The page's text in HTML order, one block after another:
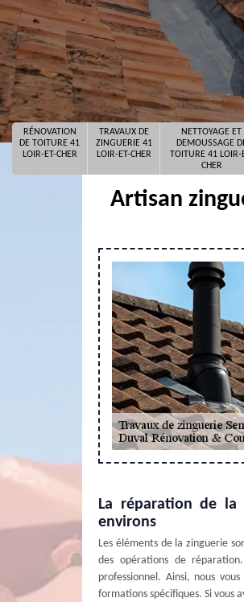
RÉNOVATION
DE TOITURE 41
LOIR-ET-CHER
TRAVAUX DE
ZINGUERIE 41
LOIR-ET-CHER
NETTOYAGE ET
DEMOUSSAGE
TOITURE 41 LOIR-
CHER
Artisan
La réparation de
environs
Les éléments de la zinguerie
des opérations de
professionnel. Ainsi, nous
formations spécifiques. Si vous